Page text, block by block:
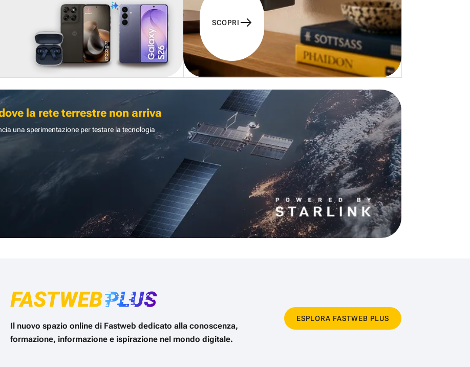
SCOPRI
la rete terrestre non arriva
una sperimentazione per testare la tecnologia
Il nuovo spazio online di Fastweb dedicato alla conoscenza,
formazione, informazione e ispirazione nel mondo digitale.
ESPLORA FASTWEB PLUS